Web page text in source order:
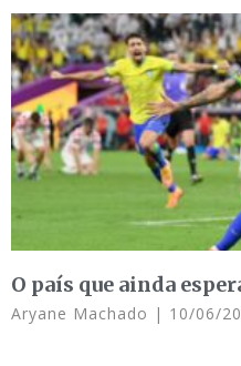
O país que ainda
Aryane Machado 10/06/